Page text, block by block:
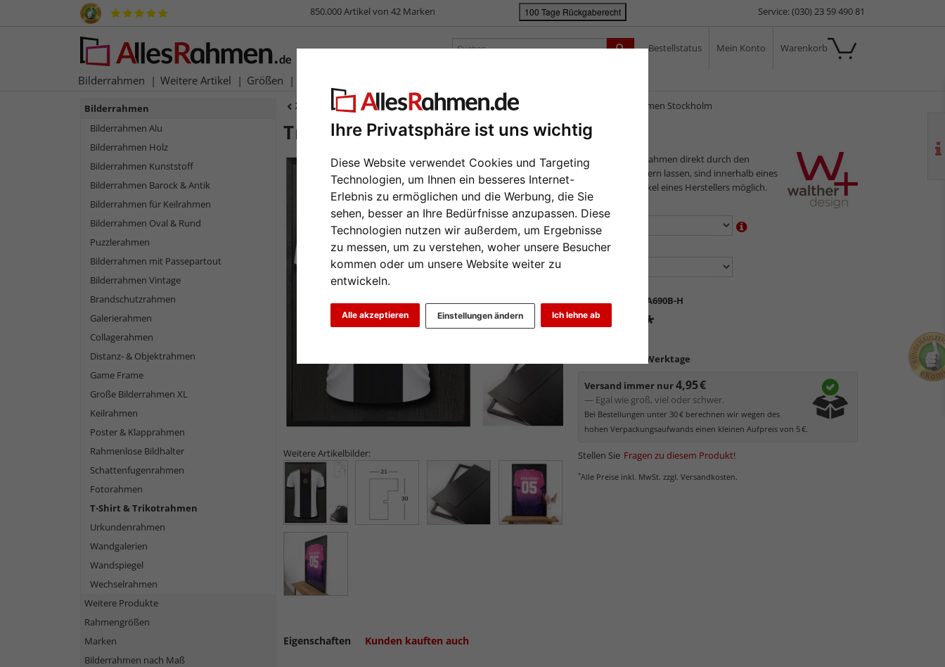
Ihre Privatsphäre ist uns wichtig
Diese Website verwendet Cookies und Targeting
Technologien, um Ihnen ein besseres Internet-
Erlebnis zu ermöglichen und die Werbung, die Sie
sehen, besser an Ihre Bedürfnisse anzupassen. Diese
Technologien nutzen wir außerdem, um Ergebnisse
zu messen, um zu verstehen, woher unsere Besucher
kommen oder um unsere Website weiter zu
entwickeln.
Alle akzeptieren Ich lehne ab
Einstellungen ändern
850.000 Artikel von 42 Marken 100 Tage Rückgaberecht Service: (030) 23 59 490 81
Bestellstatus Mein Konto Warenkorb
Bilderrahmen Weitere Artikel Größen
Zurück | Bilderrahmen-Shop Bilderrahmen T-Shirt & Trikotrahmen Trikotrahmen Stockholm
Trikotrahmen Stockholm
Weitere Artikelbilder:
Da wir die Bilderrahmen direkt durch den
Hersteller ausliefern lassen, sind innerhalb eines
Auftrags nur Artikel eines Herstellers möglich.
Format wählen:
Farbe wählen:
Art.-Nr.: WAL-EA690B-H
0,00 € *
3 - 4 Werktage
Versand immer nur4,95 €
— Egal wie groß, viel oder schwer.
Bei Bestellungen unter 30 € berechnen wir wegen des
hohen Verpackungsaufwands einen kleinen Aufpreis von 5 €.
Stellen Sie Fragen zu diesem Produkt!
*Alle Preise inkl. MwSt. zzgl. Versandkosten.
Eigenschaften Kunden kauften auch
Bilderrahmen
Bilderrahmen Alu
Bilderrahmen Holz
Bilderrahmen Kunststoff
Bilderrahmen Barock & Antik
Bilderrahmen für Keilrahmen
Bilderrahmen Oval & Rund
Puzzlerahmen
Bilderrahmen mit Passepartout
Bilderrahmen Vintage
Brandschutzrahmen
Galerierahmen
Collagerahmen
Distanz- & Objektrahmen
Game Frame
Große Bilderrahmen XL
Keilrahmen
Poster & Klapprahmen
Rahmenlose Bildhalter
Schattenfugenrahmen
Fotorahmen
T-Shirt & Trikotrahmen
Urkundenrahmen
Wandgalerien
Wandspiegel
Wechselrahmen
Weitere Produkte
Rahmengrößen
Marken
Bilderrahmen nach Maß